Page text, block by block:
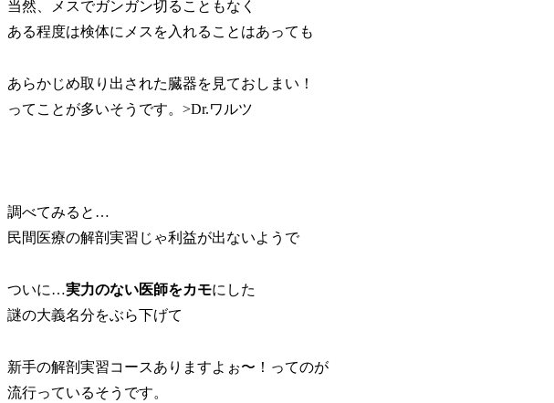
当然、メスでガンガン切ることもなく
ある程度は検体にメスを入れることはあっても
あらかじめ取り出された臓器を見ておしまい！
ってことが多いそうです。>Dr.ワルツ
調べてみると…
民間医療の解剖実習じゃ利益が出ないようで
ついに…実力のない医師をカモにした
謎の大義名分をぶら下げて
新手の解剖実習コースありますよぉ〜！ってのが
流行っているそうです。